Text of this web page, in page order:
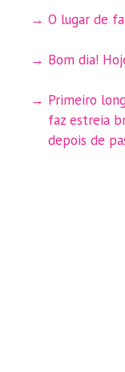
O lugar de
Bom dia!
Primeiro
faz estreia
depois de